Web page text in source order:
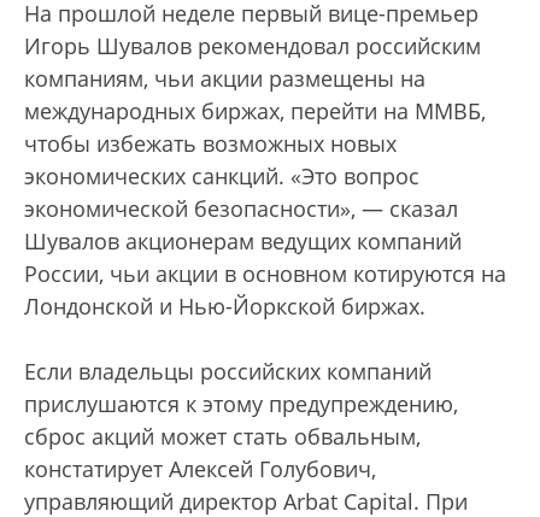
На прошлой неделе первый вице-премьер
Игорь Шувалов рекомендовал российским
компаниям, чьи акции размещены на
международных биржах, перейти на ММВБ,
чтобы избежать возможных новых
экономических санкций. «Это вопрос
экономической безопасности», — сказал
Шувалов акционерам ведущих компаний
России, чьи акции в основном котируются на
Лондонской и Нью-Йоркской биржах.
Если владельцы российских компаний
прислушаются к этому предупреждению,
сброс акций может стать обвальным,
констатирует Алексей Голубович,
управляющий директор Arbat Capital. При